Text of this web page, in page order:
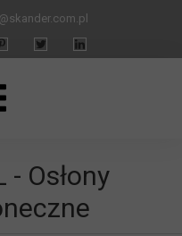
@skander.com.pl
- Osłony